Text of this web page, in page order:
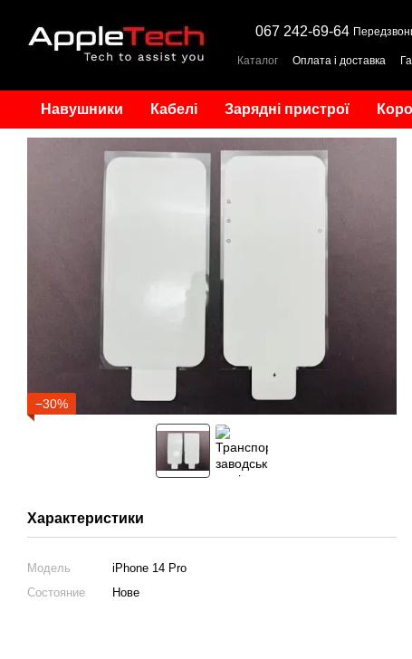
067 242-69-64
Каталог Оплата і доставка
Навушники Кабелі Зарядні пристрої
−30%
Характеристики
Модель
iPhone 14 Pro
Состояние
Нове